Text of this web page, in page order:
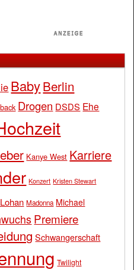
BabyBerlin
Drogen DSDS Ehe
Kanye West Karriere
Konzert Kristen Stewart
Madonna Michael
Premiere
Schwangerschaft
Twilight